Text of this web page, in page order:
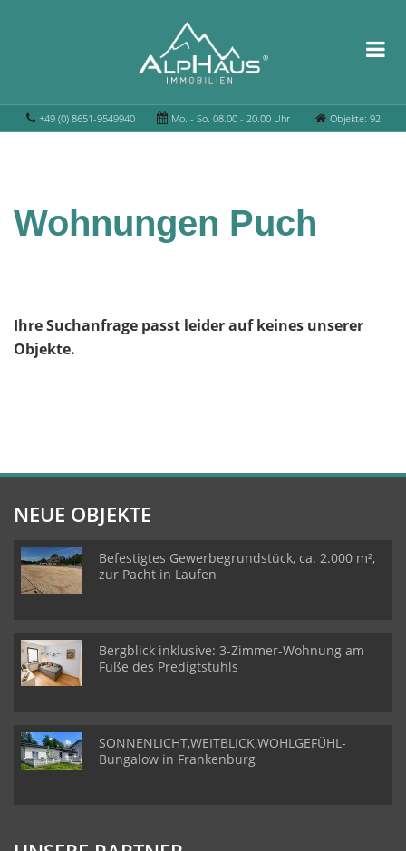
+49 (0) 8651-9549940 Mo. - So. 08.00 - 20.00 Uhr Objekte: 92
Wohnungen Puch
Ihre Suchanfrage passt leider auf keines unserer
Objekte.
NEUE OBJEKTE
Befestigtes Gewerbegrundstück, ca. 2.000 m²,
zur Pacht in Laufen
Bergblick inklusive: 3-Zimmer-Wohnung am
Fuße des Predigtstuhls
SONNENLICHT,WEITBLICK,WOHLGEFÜHL-
Bungalow in Frankenburg